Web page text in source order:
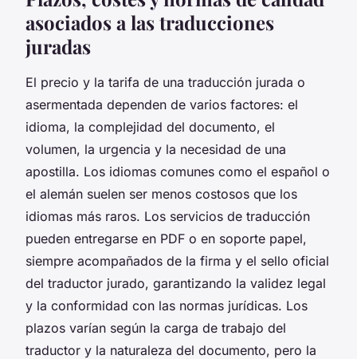
asociados a las traducciones
juradas
El precio y la tarifa de una traducción jurada o
asermentada dependen de varios factores: el
idioma, la complejidad del documento, el
volumen, la urgencia y la necesidad de una
apostilla. Los idiomas comunes como el español o
el alemán suelen ser menos costosos que los
idiomas más raros. Los servicios de traducción
pueden entregarse en PDF o en soporte papel,
siempre acompañados de la firma y el sello oficial
del traductor jurado, garantizando la validez legal
y la conformidad con las normas jurídicas. Los
plazos varían según la carga de trabajo del
traductor y la naturaleza del documento, pero la